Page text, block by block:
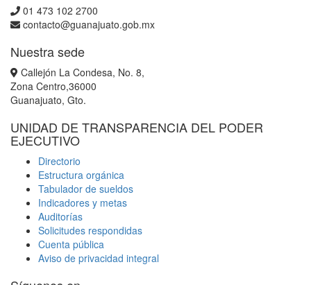
01 473 102 2700
contacto@guanajuato.gob.mx
Nuestra sede
Callejón La Condesa, No. 8,
Zona Centro,36000
Guanajuato, Gto.
UNIDAD DE TRANSPARENCIA DEL PODER
EJECUTIVO
Directorio
Estructura orgánica
Tabulador de sueldos
Indicadores y metas
Auditorías
Solicitudes respondidas
Cuenta pública
Aviso de privacidad integral